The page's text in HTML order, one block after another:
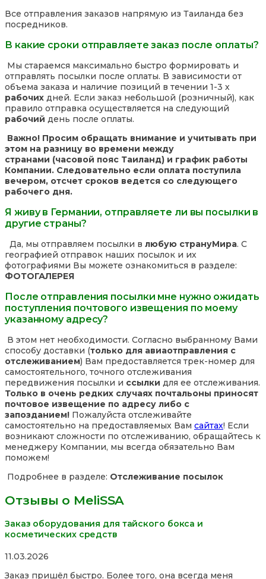
Все отправления заказов напрямую из Таиланда без
посредников.
В какие сроки отправляете заказ после оплаты?
Мы стараемся максимально быстро формировать и
отправлять посылки после оплаты. В зависимости от
объема заказа и наличие позиций в течении 1-3 х
рабочих дней. Если заказ небольшой (розничный), как
правило отправка осуществляется на следующий
рабочий день после оплаты.
Важно! Просим обращать внимание и учитывать при
этом на разницу во времени между
странами (часовой пояс Таиланд) и график работы
Компании. Следовательно если оплата поступила
вечером, отсчет сроков ведется со следующего
рабочего дня.
Я живу в Германии, отправляете ли вы посылки в
другие страны?
Да, мы отправляем посылки в любую странуМира. С
географией отправок наших посылок и их
фотографиями Вы можете ознакомиться в разделе:
ФОТОГАЛЕРЕЯ
После отправления посылки мне нужно ожидать
поступления почтового извещения по моему
указанному адресу?
В этом нет необходимости. Согласно выбранному Вами
способу доставки (только для авиаотправления с
отслеживанием) Вам предоставляется трек-номер для
самостоятельного, точного отслеживания
передвижения посылки и ссылки для ее отслеживания.
Только в очень редких случаях почтальоны приносят
почтовое извещение по адресу либо с
запозданием! Пожалуйста отслеживайте
самостоятельно на предоставляемых Вам сайтах! Если
возникают сложности по отслеживанию, обращайтесь к
менеджеру Компании, мы всегда обязательно Вам
поможем!
Подробнее в разделе: Отслеживание посылок
Отзывы о MeliSSA
Заказ оборудования для тайского бокса и
косметических средств
Rated
11.03.2026
Заказ пришёл быстро. Более того, она всегда меня